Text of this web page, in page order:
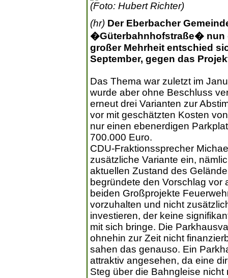
(Foto: Hubert Richter)
(hr) Der Eberbacher
�Güterbahnhofstraße� nun
großer Mehrheit entschied
September, gegen das
Das Thema war zuletzt im
wurde aber ohne Beschluss
erneut drei Varianten zur
vor mit geschätzten Kosten
nur einen ebenerdigen
700.000 Euro.
CDU-Fraktionssprecher
zusätzliche Variante ein,
aktuellen Zustand des
begründete den Vorschlag vor
beiden Großprojekte
vorzuhalten und nicht
investieren, der keine
mit sich bringe. Die
ohnehin zur Zeit nicht
sahen das genauso. Ein
attraktiv angesehen, da eine
Steg über die Bahngleise nicht